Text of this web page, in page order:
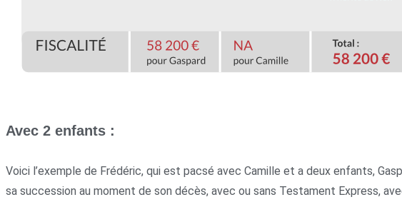
Avec 2 enfants :
Voici l’exemple de Frédéric, qui est pacsé avec Camille et a deux enfants,
sa succession au moment de son décès, avec ou sans Testament Express,